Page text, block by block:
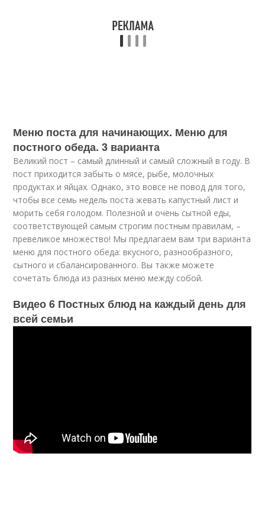
Меню поста для начинающих. Меню для
постного обеда. 3 варианта
Великий пост – самый длинный и самый сложный в году. В
пост приходится забыть о мясе, рыбе, молочных
продуктах и яйцах. Однако, это вовсе не повод для того,
чтобы все семь недель поста жевать капустный лист и
морить себя голодом. Полезной и очень сытной еды,
соответствующей самым строгим постным правилам, –
превеликое множество! Мы предлагаем вам три варианта
меню для постного обеда: вкусного, разнообразного,
сытного и сбалансированного. Вы также можете
сочетать блюда из разных меню между собой.
Видео 6 Постных блюд на каждый день для
всей семьи